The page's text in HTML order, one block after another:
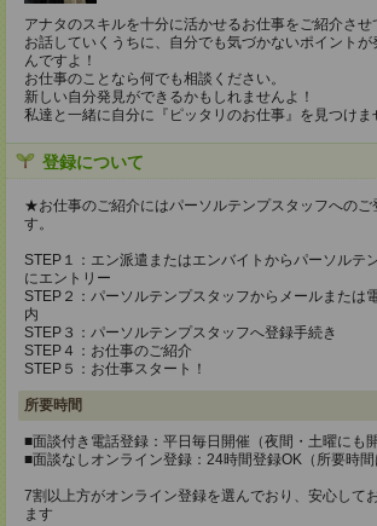
アナタのスキルを十分に活かせるお仕事をご紹介させ
お話していくうちに、自分でも気づかないポイント
んですよ！
お仕事のことなら何でも相談ください。
新しい自分発見ができるかもしれませんよ！
私達と一緒に自分に『ピッタリのお仕事』を見つけま
登録について
★お仕事のご紹介にはパーソルテンプスタッフへのご
す。
STEP１：エン派遣またはエンバイトからパーソルテ
にエントリー
STEP２：パーソルテンプスタッフからメールまたは
内
STEP３：パーソルテンプスタッフへ登録手続き
STEP４：お仕事のご紹介
STEP５：お仕事スタート！
所要時間
■面談付き電話登録：平日毎日開催（夜間・土曜にも開
■面談なしオンライン登録：24時間登録OK（所要時間
7割以上方がオンライン登録を選んでおり、安心して
ます